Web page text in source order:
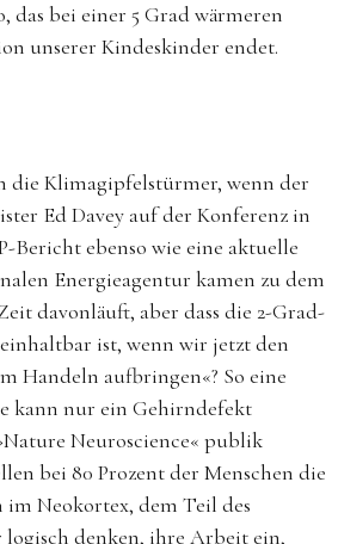
das bei einer 5 Grad wärmeren
unserer Kindeskinder endet.
die Klimagipfelstürmer, wenn der
Ed Davey auf der Konferenz in
Bericht ebenso wie eine aktuelle
Energieagentur kamen zu dem
davonläuft, aber dass die 2-Grad-
ist, wenn wir jetzt den
Handeln aufbringen«? So eine
kann nur ein Gehirndefekt
Neuroscience« publik
bei 80 Prozent der Menschen die
Neokortex, dem Teil des
denken, ihre Arbeit ein,